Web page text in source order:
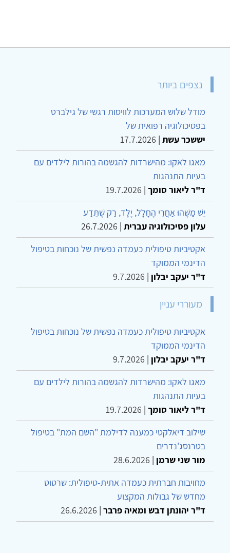
נצפים ביותר
מודל שלוש המערכות לוויסות רגשי של גילברט
בפסיכולוגיה רפואית של
יששכר עשת |
17.7.2026
מאגו לאקו: מהישרדות להגשמה בהורות לילדים עם
בעיות התנהגות
ד"ר ליאור סומך |
19.7.2026
יֵשׁ מַשֶּׁהוּ אַחֲרֵי הֶחָלָל, יֶלֶד, רַק שֶׁתֵּדַע
עלון פסיכולוגיה עברית |
26.7.2026
אקטיביות טיפולית כעמדה נפשית של נוכחות בטיפול
הדינמי הממוקד
ד"ר יעקב יבלון |
9.7.2026
מעוררי עניין
אקטיביות טיפולית כעמדה נפשית של נוכחות בטיפול
הדינמי הממוקד
ד"ר יעקב יבלון |
9.7.2026
מאגו לאקו: מהישרדות להגשמה בהורות לילדים עם
בעיות התנהגות
ד"ר ליאור סומך |
19.7.2026
שילוב דיאלקטי כמענה לדילמת "השם המת" בטיפול
בטרנסג'נדרים
מור שני שרמן |
28.6.2026
מחויבות חברתית כעמדה אתית-טיפולית: שרטוט
מחדש של גבולות המקצוע
ד"ר יהונתן דבש ומאיה פרבר |
26.6.2026